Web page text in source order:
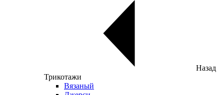
Назад
Трикотажи
Вязаный